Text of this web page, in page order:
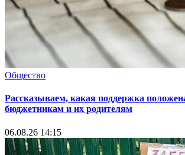
Общество
Рассказываем, какая поддержка
бюджетникам и их родителям
06.08.26 14:15